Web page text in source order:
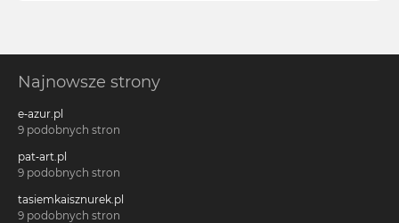
Najnowsze strony
e-azur.pl
9 podobnych stron
pat-art.pl
9 podobnych stron
tasiemkaisznurek.pl
9 podobnych stron